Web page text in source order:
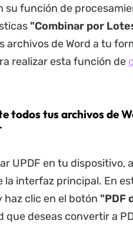
su función de
"Combinar por
archivos de Word a tu
realizar esta función de
todos tus archivos de
UPDF en tu dispositivo,
la interfaz principal. En
haz clic en el botón "PDF
que deseas convertir a